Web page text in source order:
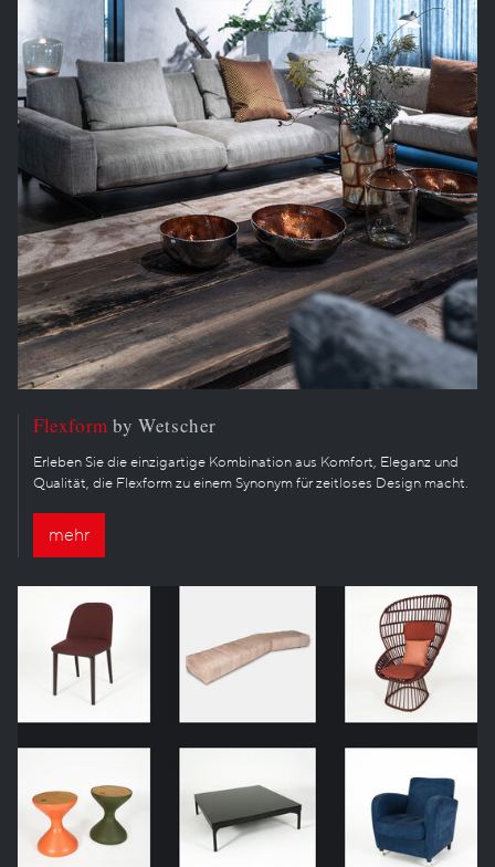
Flexform by Wetscher
Erleben Sie die einzigartige Kombination aus Komfort, Eleganz und
Qualität, die Flexform zu einem Synonym für zeitloses Design macht.
mehr